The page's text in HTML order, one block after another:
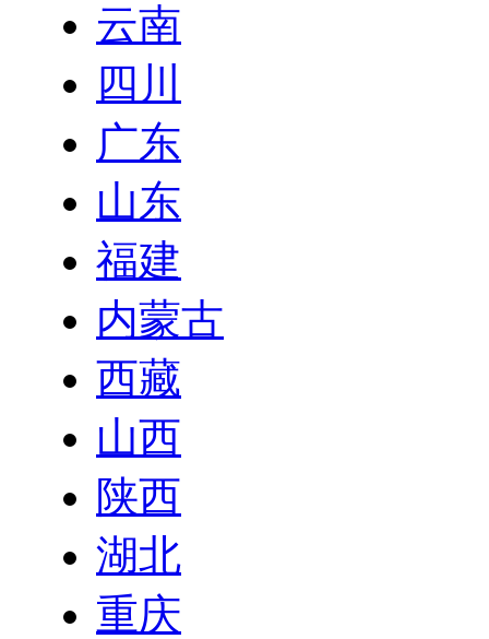
云南
四川
广东
山东
福建
内蒙古
西藏
山西
陕西
湖北
重庆